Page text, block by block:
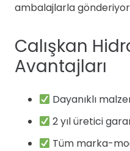
ambalajlarla
Calışkan
Avantajları
Dayanıklı
2 yıl üretici
Tüm marka-